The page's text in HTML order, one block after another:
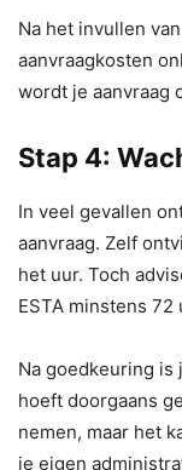
Na het invullen
aanvraagkosten
wordt je aanvraag
Stap 4:
In veel gevallen
aanvraag. Zelf
het uur. Toch
ESTA minstens
Na goedkeuring is
hoeft doorgaans
nemen, maar het
je eigen